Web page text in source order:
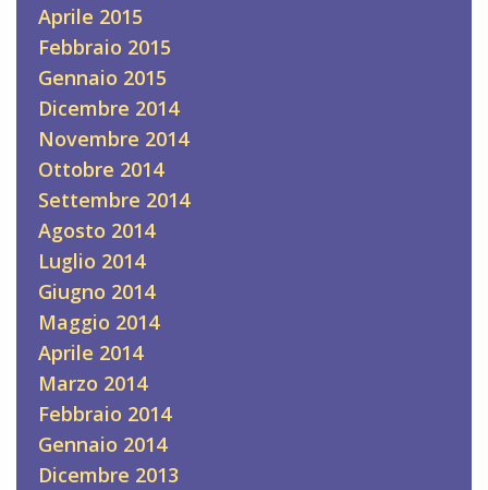
Aprile 2015
Febbraio 2015
Gennaio 2015
Dicembre 2014
Novembre 2014
Ottobre 2014
Settembre 2014
Agosto 2014
Luglio 2014
Giugno 2014
Maggio 2014
Aprile 2014
Marzo 2014
Febbraio 2014
Gennaio 2014
Dicembre 2013